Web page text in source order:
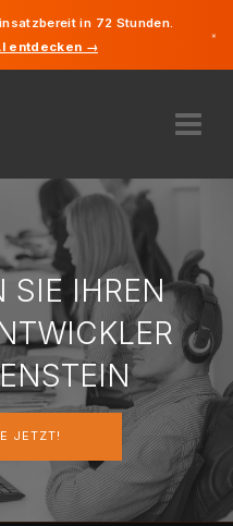
in 72 Stunden.
entdecken →
×
JETZT
SIE IHREN
JETZT!